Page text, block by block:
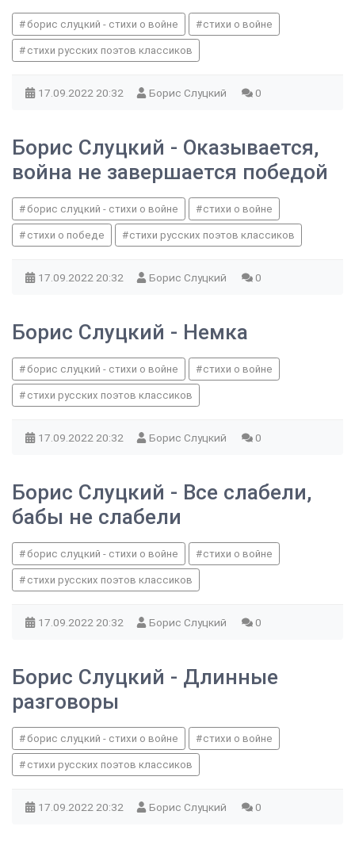
борис слуцкий - стихи о войне стихи о войне
стихи русских поэтов классиков
17.09.2022 20:32 Борис Слуцкий 0
Борис Слуцкий - Оказывается,
война не завершается победой
борис слуцкий - стихи о войне стихи о войне
стихи о победе стихи русских поэтов классиков
17.09.2022 20:32 Борис Слуцкий 0
Борис Слуцкий - Немка
борис слуцкий - стихи о войне стихи о войне
стихи русских поэтов классиков
17.09.2022 20:32 Борис Слуцкий 0
Борис Слуцкий - Все слабели,
бабы не слабели
борис слуцкий - стихи о войне стихи о войне
стихи русских поэтов классиков
17.09.2022 20:32 Борис Слуцкий 0
Борис Слуцкий - Длинные
разговоры
борис слуцкий - стихи о войне стихи о войне
стихи русских поэтов классиков
17.09.2022 20:32 Борис Слуцкий 0